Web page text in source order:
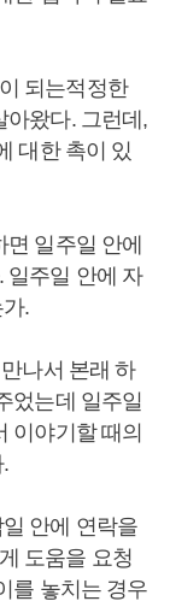
되는적정한
아왔다. 그런데,
대한 촉이 있
일주일 안에
일주일 안에 자
.
나서 본래 하
었는데 일주일
이야기할 때의
안에 연락을
도움을 요청
를 놓치는 경우